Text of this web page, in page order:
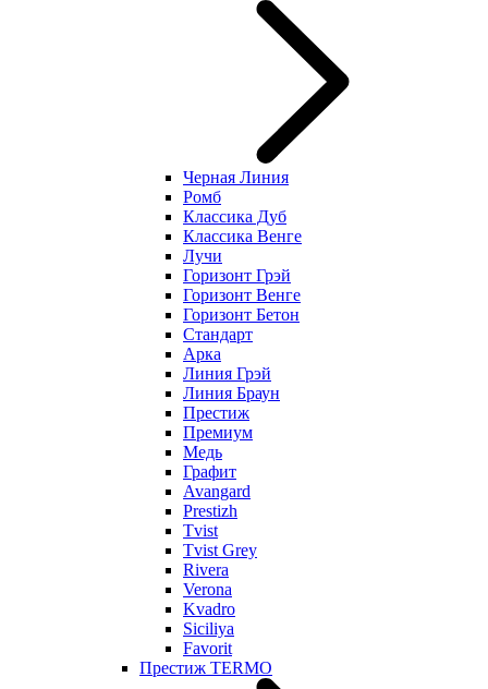
Черная Линия
Ромб
Классика Дуб
Классика Венге
Лучи
Горизонт Грэй
Горизонт Венге
Горизонт Бетон
Стандарт
Арка
Линия Грэй
Линия Браун
Престиж
Премиум
Медь
Графит
Avangard
Prestizh
Tvist
Tvist Grey
Rivera
Verona
Kvadro
Siciliya
Favorit
Престиж TERMO